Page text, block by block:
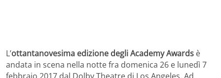
L’ottantanovesima edizione degli Academy Awards è
andata in scena nella notte fra domenica 26 e lunedì 7